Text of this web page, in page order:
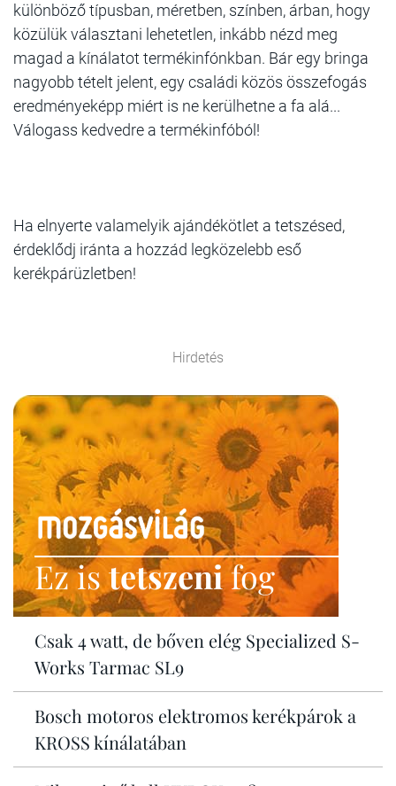
különböző típusban, méretben, színben, árban, hogy
közülük választani lehetetlen, inkább nézd meg
magad a kínálatot termékinfónkban. Bár egy bringa
nagyobb tételt jelent, egy családi közös összefogás
eredményeképp miért is ne kerülhetne a fa alá...
Válogass kedvedre a termékinfóból!
Ha elnyerte valamelyik ajándékötlet a tetszésed,
érdeklődj iránta a hozzád legközelebb eső
kerékpárüzletben!
Hirdetés
Ez istetszenifog
Csak 4 watt, de bőven elég Specialized S-
Works Tarmac SL9
Bosch motoros elektromos kerékpárok a
KROSS kínálatában